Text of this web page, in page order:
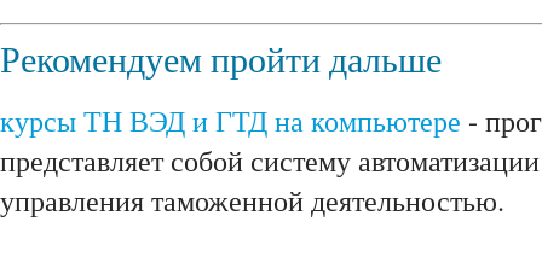
Рекомендуем пройти дальше
курсы ТН ВЭД и ГТД на компьютере -
представляет собой систему
управления таможенной деятельностью.